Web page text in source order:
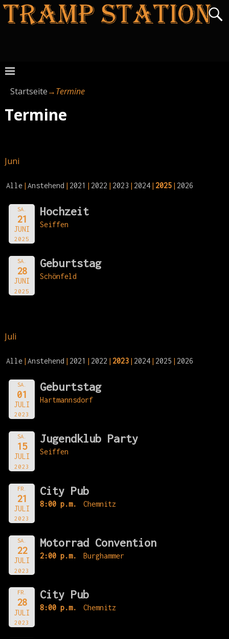
Startseite→Termine
Termine
Juni
Alle Anstehend 2021 2022 2023 2024 2025 2026
SA.
21
JUNI
2025
Hochzeit
Seiffen
SA.
28
JUNI
2025
Geburtstag
Schönfeld
Juli
Alle Anstehend 2021 2022 2023 2024 2025 2026
SA.
01
JULI
2023
Geburtstag
Hartmannsdorf
SA.
15
JULI
2023
Jugendklub Party
Seiffen
FR.
21
JULI
2023
City Pub
8:00 p.m. Chemnitz
SA.
22
JULI
2023
Motorrad Convention
2:00 p.m. Burghammer
FR.
28
JULI
2023
City Pub
8:00 p.m. Chemnitz